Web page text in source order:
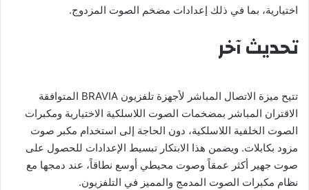
اختيارية، بما في ذلك إعدادات مضخم الصوت المزدوج.
تحديث آخر
تتيح ميزة الاتصال المباشر لأجهزة تلفزيون BRAVIA المتوافقة
الاقتران المباشر بمضخمات الصوت اللاسلكية الاختيارية ومكبرات
الصوت الخلفية اللاسلكية، دون الحاجة إلى استخدام مكبر صوت
مزود بكابلات. ويضمن هذا الابتكار تبسيط الإعدادات للحصول على
صوت جهير أكثر عمقاً وصوت محيطي أوسع نطاقاً، عند دمجها مع
نظام مكبرات الصوت المدمج والمميز في التلفزيون.